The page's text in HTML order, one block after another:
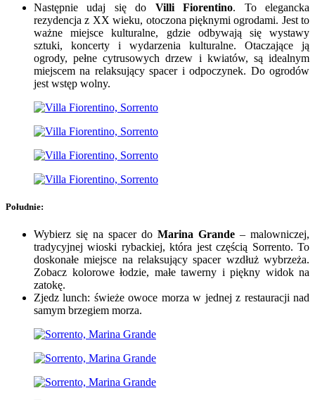
Następnie udaj się do Villi Fiorentino. To elegancka
rezydencja z XX wieku, otoczona pięknymi ogrodami. Jest to
ważne miejsce kulturalne, gdzie odbywają się wystawy
sztuki, koncerty i wydarzenia kulturalne. Otaczające ją
ogrody, pełne cytrusowych drzew i kwiatów, są idealnym
miejscem na relaksujący spacer i odpoczynek. Do ogrodów
jest wstęp wolny.
Południe:
Wybierz się na spacer do Marina Grande – malowniczej,
tradycyjnej wioski rybackiej, która jest częścią Sorrento. To
doskonałe miejsce na relaksujący spacer wzdłuż wybrzeża.
Zobacz kolorowe łodzie, małe tawerny i piękny widok na
zatokę.
Zjedz lunch: świeże owoce morza w jednej z restauracji nad
samym brzegiem morza.